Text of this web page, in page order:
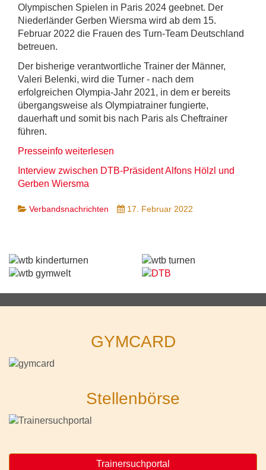
Olympischen Spielen in Paris 2024 geebnet. Der
Niederländer Gerben Wiersma wird ab dem 15.
Februar 2022 die Frauen des Turn-Team Deutschland
betreuen.
Der bisherige verantwortliche Trainer der Männer,
Valeri Belenki, wird die Turner - nach dem
erfolgreichen Olympia-Jahr 2021, in dem er bereits
übergangsweise als Olympiatrainer fungierte,
dauerhaft und somit bis nach Paris als Cheftrainer
führen.
Presseinfo weiterlesen
nterview zwischen DTB-Präsident Alfons Hölzl und
Gerben Wiersma
Verbandsnachrichten 17. Februar 2022
GYMCARD
Stellenbörse
Trainersuchportal